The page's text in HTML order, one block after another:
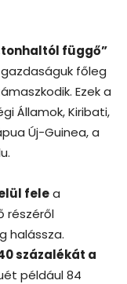
függő”
főleg
Ezek a
Államok, Kiribati,
Új-Guinea, a
felea
részéről
halássza.
százalékát a
például 84